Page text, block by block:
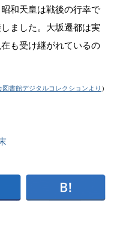
和天皇は戦後の行幸で
ました。大坂遷都は実
も受け継がれているの
図書館デジタルコレクションより ）